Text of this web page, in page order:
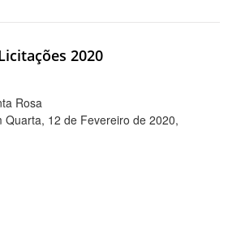
2020
Rosa
Quarta, 12 de Fevereiro de 2020,